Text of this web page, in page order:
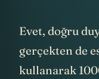
Evet, doğru
gerçekten de
kullanarak